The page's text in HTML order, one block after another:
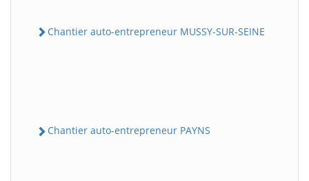
Chantier auto-entrepreneur MUSSY-SUR-SEINE
Chantier auto-entrepreneur PAYNS